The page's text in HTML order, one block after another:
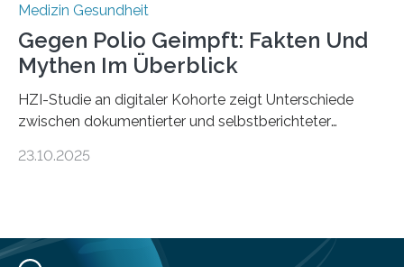
Medizin Gesundheit
Gegen Polio Geimpft: Fakten Und
Mythen Im Überblick
HZI-Studie an digitaler Kohorte zeigt Unterschiede
zwischen dokumentierter und selbstberichteter
Kinderlähmung, ist eine ansteckende Krankheit, die
nur noch in zwei Ländern endemisch. Bis das Virus
23.10.2025